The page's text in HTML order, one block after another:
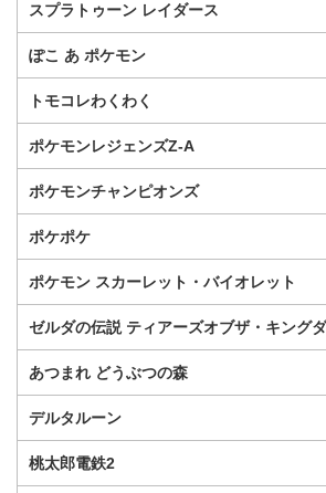
スプラトゥーン レイダース
ぽこ あ ポケモン
トモコレわくわく
ポケモンレジェンズZ-A
ポケモンチャンピオンズ
ポケポケ
ポケモン スカーレット・バイオレット
ゼルダの伝説 ティアーズオブザ・キング
あつまれ どうぶつの森
デルタルーン
桃太郎電鉄2